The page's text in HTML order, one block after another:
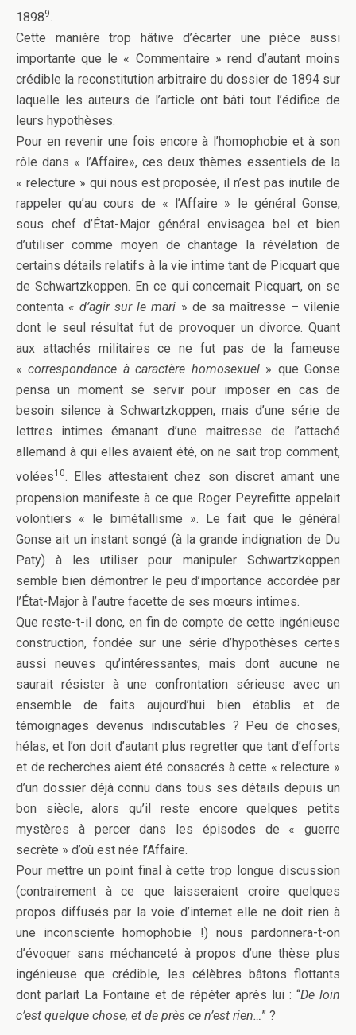
18989.
Cette manière trop hâtive d’écarter une pièce aussi
importante que le « Commentaire » rend d’autant moins
crédible la reconstitution arbitraire du dossier de 1894 sur
laquelle les auteurs de l’article ont bâti tout l’édifice de
leurs hypothèses.
Pour en revenir une fois encore à l’homophobie et à son
rôle dans « l’Affaire», ces deux thèmes essentiels de la
« relecture » qui nous est proposée, il n’est pas inutile de
rappeler qu’au cours de « l’Affaire » le général Gonse,
sous chef d’État-Major général envisagea bel et bien
d’utiliser comme moyen de chantage la révélation de
certains détails relatifs à la vie intime tant de Picquart que
de Schwartzkoppen. En ce qui concernait Picquart, on se
contenta «d’agir sur le mari » de sa maîtresse – vilenie
dont le seul résultat fut de provoquer un divorce. Quant
aux attachés militaires ce ne fut pas de la fameuse
«correspondance à caractère homosexuel» que Gonse
pensa un moment se servir pour imposer en cas de
besoin silence à Schwartzkoppen, mais d’une série de
lettres intimes émanant d’une maitresse de l’attaché
allemand à qui elles avaient été, on ne sait trop comment,
volées10. Elles attestaient chez son discret amant une
propension manifeste à ce que Roger Peyrefitte appelait
volontiers « le bimétallisme ». Le fait que le général
Gonse ait un instant songé (à la grande indignation de Du
Paty) à les utiliser pour manipuler Schwartzkoppen
semble bien démontrer le peu d’importance accordée par
l’État-Major à l’autre facette de ses mœurs intimes.
Que reste-t-il donc, en fin de compte de cette ingénieuse
construction, fondée sur une série d’hypothèses certes
aussi neuves qu’intéressantes, mais dont aucune ne
saurait résister à une confrontation sérieuse avec un
ensemble de faits aujourd’hui bien établis et de
témoignages devenus indiscutables ? Peu de choses,
hélas, et l’on doit d’autant plus regretter que tant d’efforts
et de recherches aient été consacrés à cette « relecture »
d’un dossier déjà connu dans tous ses détails depuis un
bon siècle, alors qu’il reste encore quelques petits
mystères à percer dans les épisodes de « guerre
secrète » d’où est née l’Affaire.
Pour mettre un point final à cette trop longue discussion
(contrairement à ce que laisseraient croire quelques
propos diffusés par la voie d’internet elle ne doit rien à
une inconsciente homophobie !) nous pardonnera-t-on
d’évoquer sans méchanceté à propos d’une thèse plus
ingénieuse que crédible, les célèbres bâtons flottants
dont parlait La Fontaine et de répéter après lui : “De loin
c’est quelque chose, et de près ce n’est rien…” ?